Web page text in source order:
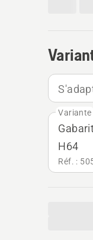
Variante
H64
Réf. :